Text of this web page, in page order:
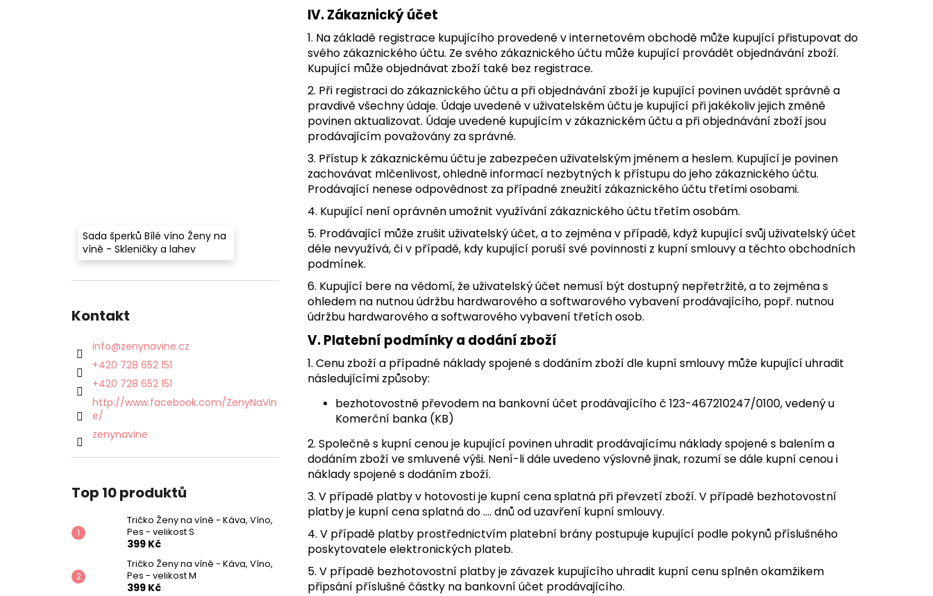
Sada šperků Bílé víno Ženy na
víně - Skleničky a lahev
Kontakt
info@zenynavine.cz
+420 728 652 151
+420 728 652 151
http://www.facebook.com/ZenyNaVin
e/
zenynavine
Top 10 produktů
Tričko Ženy na víně - Káva, Víno,
Pes - velikost S
399 Kč
Tričko Ženy na víně - Káva, Víno,
Pes - velikost M
399 Kč
IV. Zákaznický účet
1. Na základě registrace kupujícího provedené v internetovém obchodě může kupující přistupovat do
svého zákaznického účtu. Ze svého zákaznického účtu může kupující provádět objednávání zboží.
Kupující může objednávat zboží také bez registrace.
2. Při registraci do zákaznického účtu a při objednávání zboží je kupující povinen uvádět správně a
pravdivě všechny údaje. Údaje uvedené v uživatelském účtu je kupující při jakékoliv jejich změně
povinen aktualizovat. Údaje uvedené kupujícím v zákaznickém účtu a při objednávání zboží jsou
prodávajícím považovány za správné.
3. Přístup k zákaznickému účtu je zabezpečen uživatelským jménem a heslem. Kupující je povinen
zachovávat mlčenlivost, ohledně informací nezbytných k přístupu do jeho zákaznického účtu.
Prodávající nenese odpovědnost za případné zneužití zákaznického účtu třetími osobami.
4. Kupující není oprávněn umožnit využívání zákaznického účtu třetím osobám.
5. Prodávající může zrušit uživatelský účet, a to zejména v případě, když kupující svůj uživatelský účet
déle nevyužívá, či v případě, kdy kupující poruší své povinnosti z kupní smlouvy a těchto obchodních
podmínek.
6. Kupující bere na vědomí, že uživatelský účet nemusí být dostupný nepřetržitě, a to zejména s
ohledem na nutnou údržbu hardwarového a softwarového vybavení prodávajícího, popř. nutnou
údržbu hardwarového a softwarového vybavení třetích osob.
V. Platební podmínky a dodání zboží
1. Cenu zboží a případné náklady spojené s dodáním zboží dle kupní smlouvy může kupující uhradit
následujícími způsoby:
bezhotovostně převodem na bankovní účet prodávajícího č 123-467210247/0100, vedený u
Komerční banka (KB)
2. Společně s kupní cenou je kupující povinen uhradit prodávajícímu náklady spojené s balením a
dodáním zboží ve smluvené výši. Není-li dále uvedeno výslovně jinak, rozumí se dále kupní cenou i
náklady spojené s dodáním zboží.
3. V případě platby v hotovosti je kupní cena splatná při převzetí zboží. V případě bezhotovostní
platby je kupní cena splatná do …. dnů od uzavření kupní smlouvy.
4. V případě platby prostřednictvím platební brány postupuje kupující podle pokynů příslušného
poskytovatele elektronických plateb.
5. V případě bezhotovostní platby je závazek kupujícího uhradit kupní cenu splněn okamžikem
připsání příslušné částky na bankovní účet prodávajícího.